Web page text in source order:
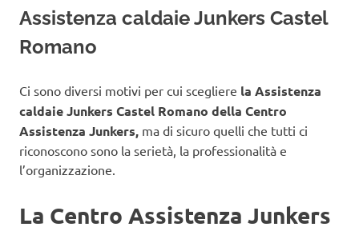
Junkers
Roma
Assistenza caldaie Junkers Castel
Romano
Ci sono diversi motivi per cui scegliere la Assistenza
caldaie Junkers Castel Romano della Centro
Assistenza Junkers, ma di sicuro quelli che tutti ci
riconoscono sono la serietà, la professionalità e
l’organizzazione.
La Centro Assistenza Junkers